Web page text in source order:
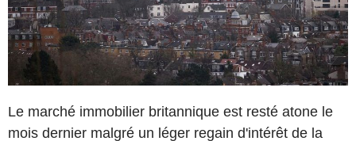
Le marché immobilier britannique est resté atone le
mois dernier malgré un léger regain d'intérêt de la